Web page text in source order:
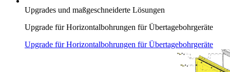
Upgrades und maßgeschneiderte Lösungen
Upgrade für Horizontalbohrungen für Übertagebohrgeräte
Upgrade für Horizontalbohrungen für Übertagebohrgeräte